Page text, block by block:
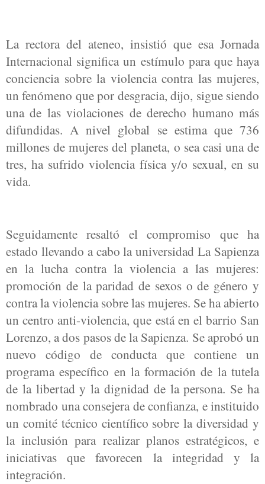
La rectora del ateneo, insistió que esa Jornada
Internacional significa un estímulo para que haya
conciencia sobre la violencia contra las mujeres,
un fenómeno que por desgracia, dijo, sigue siendo
una de las violaciones de derecho humano más
difundidas. A nivel global se estima que 736
millones de mujeres del planeta, o sea casi una de
tres, ha sufrido violencia física y/o sexual, en su
vida.
Seguidamente resaltó el compromiso que ha
estado llevando a cabo la universidad La Sapienza
en la lucha contra la violencia a las mujeres:
promoción de la paridad de sexos o de género y
contra la violencia sobre las mujeres. Se ha abierto
un centro anti-violencia, que está en el barrio San
Lorenzo, a dos pasos de la Sapienza. Se aprobó un
nuevo código de conducta que contiene un
programa específico en la formación de la tutela
de la libertad y la dignidad de la persona. Se ha
nombrado una consejera de confianza, e instituido
un comité técnico científico sobre la diversidad y
la inclusión para realizar planos estratégicos, e
iniciativas que favorecen la integridad y la
integración.